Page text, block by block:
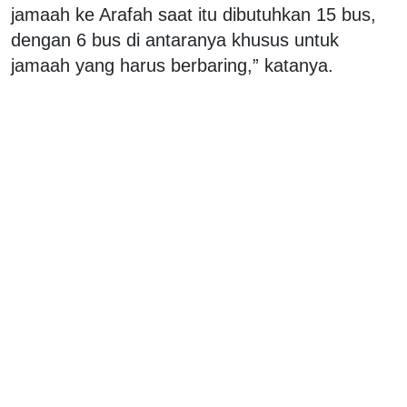
jamaah ke Arafah saat itu dibutuhkan 15 bus,
dengan 6 bus di antaranya khusus untuk
jamaah yang harus berbaring,” katanya.